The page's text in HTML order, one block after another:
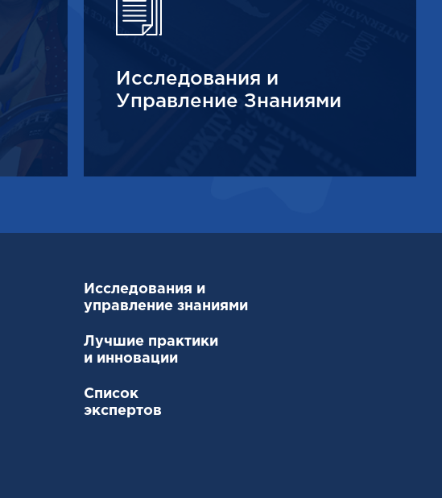
Исследования и
Управление Знаниями
Исследования и
управление знаниями
Лучшие практики
и инновации
Список
экспертов